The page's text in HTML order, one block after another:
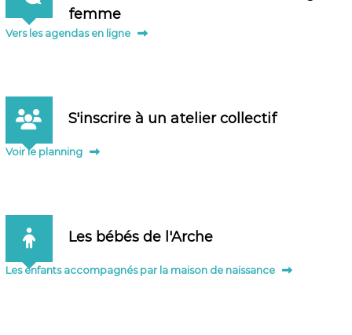
femme
Vers les agendas en ligne
S'inscrire à un atelier collectif
Voir le planning
Les bébés de l'Arche
Les enfants accompagnés par la maison de naissance